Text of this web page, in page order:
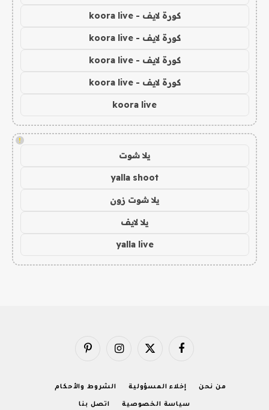
كورة لايف - koora live
كورة لايف - koora live
كورة لايف - koora live
كورة لايف - koora live
koora live
!
يلا شوت
yalla shoot
يلا شوت زون
يلا لايف
yalla live
فيسبوك X
الانستغرامبينتيريست
من نحن إخلاء المسؤولية الشروط والأحكام
سياسة الخصوصية اتصل بنا